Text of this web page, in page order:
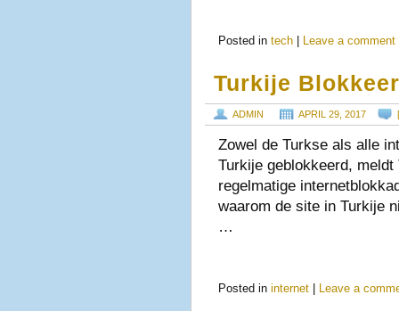
Posted in tech Leave a comment
Turkije
ADMIN APRIL 29, 2017
Zowel de Turkse als alle
Turkije geblokkeerd,
regelmatige
waarom de site in Turkije
…
Posted in internet Leave a